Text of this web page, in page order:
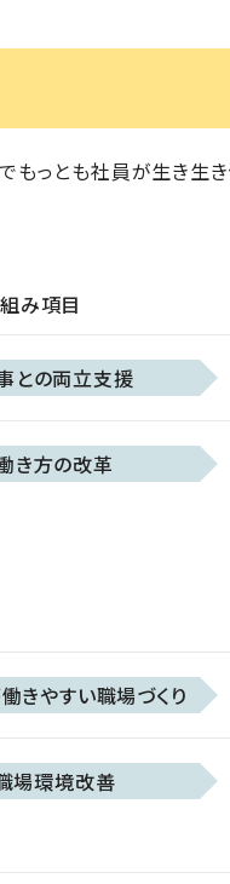
もっとも社員が生き生
み項目
との両立支援
き方の改革
きやすい職場づくり
場環境改善